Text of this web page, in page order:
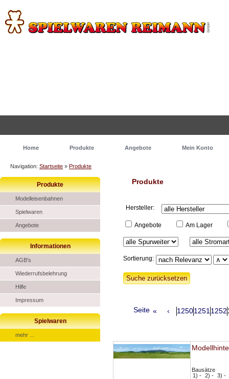
Home Produkte Angebote Mein Konto
Navigation: Startseite » Produkte
Produkte
Modelleisenbahnen
Spielwaren
Angebote
Informationen
AGB's
Wiederrufsbelehrung
Hilfe
Impressum
Spielwaren
mehr ...
Produkte
Hersteller:
Angebote Am Lager
Sortierung:
Seite « ‹ 12501251 1252
Bausätze
1) - 2) - 3) -